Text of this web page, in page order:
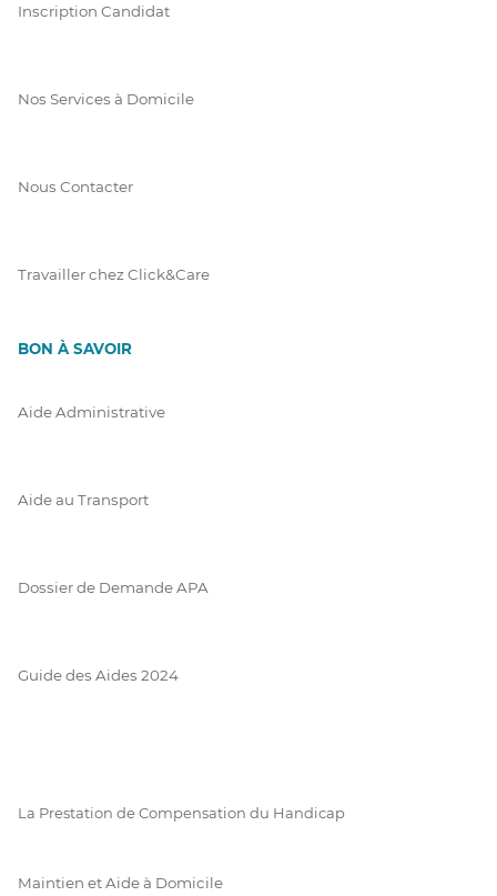
Inscription Candidat
Nos Services à Domicile
Nous Contacter
Travailler chez Click&Care
BON À SAVOIR
Aide Administrative
Aide au Transport
Dossier de Demande APA
Guide des Aides 2024
La Prestation de Compensation du Handicap
Maintien et Aide à Domicile